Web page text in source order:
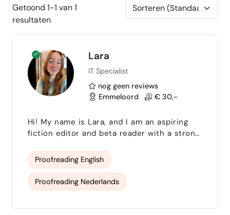
Getoond 1-1 van 1
resultaten
Lara
IT Specialist
nog geen reviews
Emmeloord
€ 30,-
Hi! My name is Lara, and I am an aspiring
fiction editor and beta reader with a strong
development, and emotionally engaging
analytical work, I have been writing
creatively for many years and am currently
romance novel. Because of this, I
Proofreading English
Proofreading Nederlands